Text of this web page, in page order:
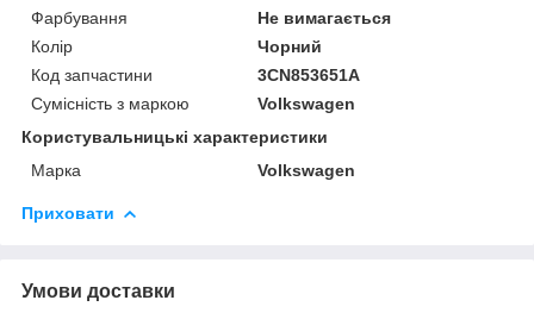
Фарбування
Не вимагається
Колір
Чорний
Код запчастини
3CN853651A
Сумісність з маркою
Volkswagen
Користувальницькі характеристики
Марка
Volkswagen
Приховати
Умови доставки